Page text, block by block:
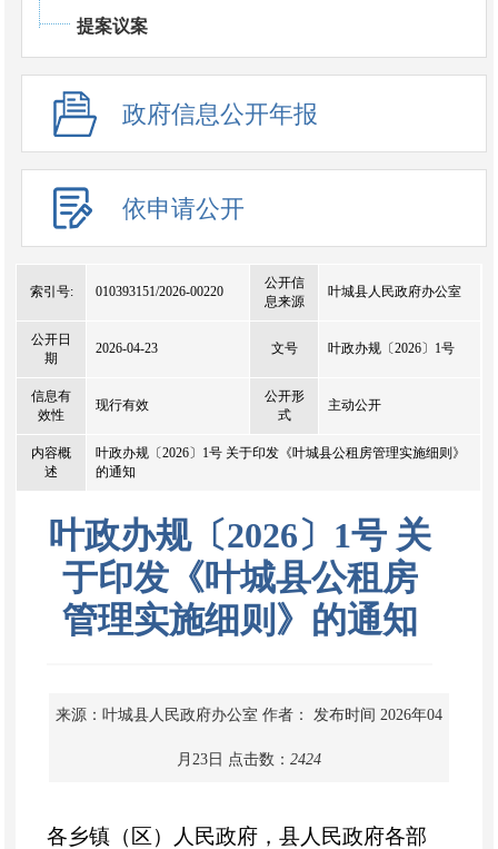
提案议案
政府信息公开年报
依申请公开
索引号: 010393151/2026-00220
公开信
息来源
叶城县人民政府办公室
公开日
期
2026-04-23 文号 叶政办规〔2026〕1号
信息有
效性
现行有效
公开形
式
主动公开
内容概
述
叶政办规〔2026〕1号 关于印发《叶城县公租房管理实施细则》
的通知
叶政办规〔2026〕1号 关
于印发《叶城县公租房
管理实施细则》的通知
来源：叶城县人民政府办公室 作者： 发布时间 2026年04
月23日 点击数： 2424
各乡镇（区）人民政府，县人民政府各部